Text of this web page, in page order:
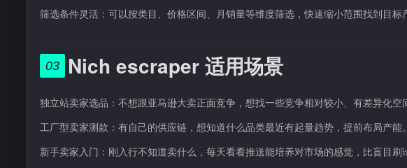
筛选条件灵活：可以按类目、价格区间、月销量等维度筛选，快速缩小范围找到目标
03 Nich escraper 适用场景
独立站卖家选品：不想跟亚马逊大卖正面竞争，想找一些竞争相对较小、有差异化空
工厂型卖家测款：有自己的供应链，想知道什么品类最近有起量趋势，提前布局产能。
新手卖家入门：刚入行不知道卖什么，每天看看推送能培养对市场的感觉，比盲目刷